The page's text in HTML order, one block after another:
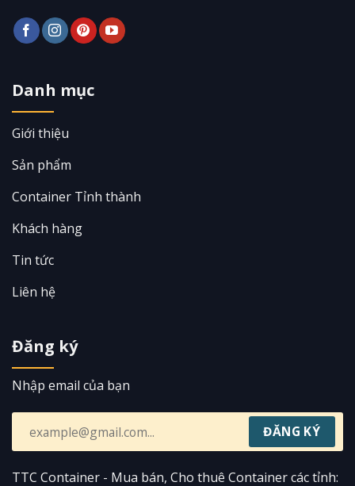
Danh mục
Giới thiệu
Sản phẩm
Container Tỉnh thành
Khách hàng
Tin tức
Liên hệ
Đăng ký
Nhập email của bạn
TTC Container - Mua bán, Cho thuê Container các tỉnh: